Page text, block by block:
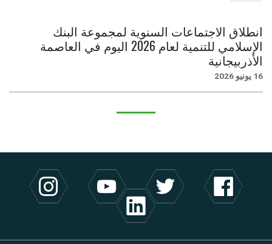
انطلاق الاجتماعات السنوية لمجموعة البنك
الإسلامي للتنمية لعام 2026 اليوم في العاصمة
الأذربيجانية
16 يونيو 2026